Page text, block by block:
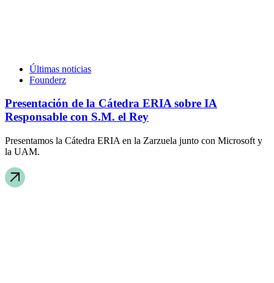
Últimas noticias
Founderz
Presentación de la Cátedra ERIA sobre IA
Responsable con S.M. el Rey
Presentamos la Cátedra ERIA en la Zarzuela junto con Microsoft y
la UAM.